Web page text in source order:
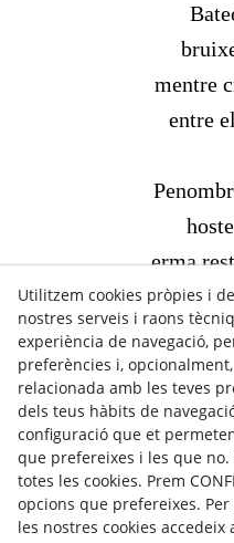
mentre
entre
erma
"Al ponent
Utilitzem cookies pròpies i
nostres serveis i raons
experiència de navegació,
preferències i,
relacionada amb les teves
dels teus hàbits de
configuració que et
que prefereixes i les que no.
totes les cookies. Prem
opcions que prefereixes.
les nostres cookies